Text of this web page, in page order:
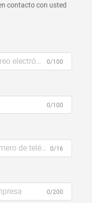
contacto con usted
0/100
0/100
0/16
0/200